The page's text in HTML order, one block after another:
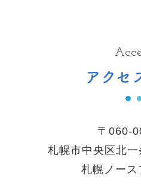
アクセ
〒060-
札幌市中央区北
札幌ノー